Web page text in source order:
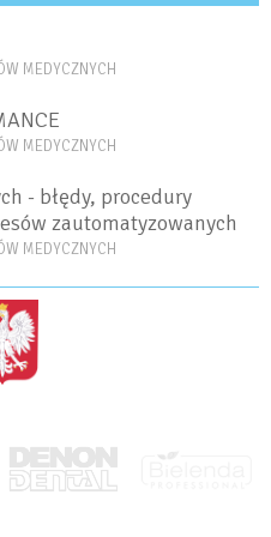
MEDYCZNYCH
MEDYCZNYCH
- błędy, procedury
zautomatyzowanych
MEDYCZNYCH